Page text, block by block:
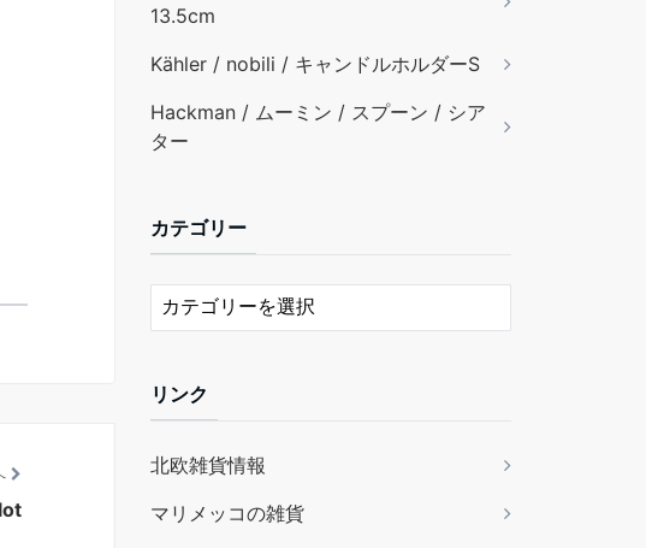
13.5cm
Kähler / nobili / キャンドルホルダーS
Hackman / ムーミン / スプーン / シア
ター
カテゴリー
リンク
北欧雑貨情報
マリメッコの雑貨